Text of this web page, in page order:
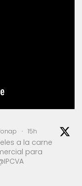
· 15h
a la carne
para